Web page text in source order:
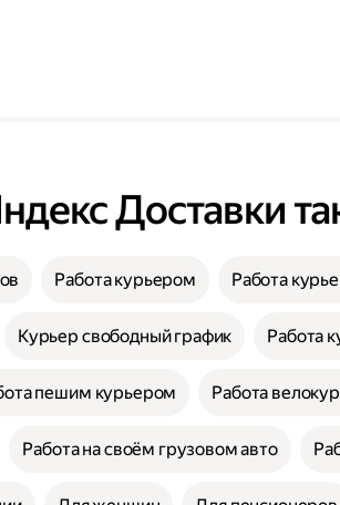
Доставки
Работа курьером Работа
Курьер свободный график Работа
пешим курьером Работа
Работа на своём грузовом авто